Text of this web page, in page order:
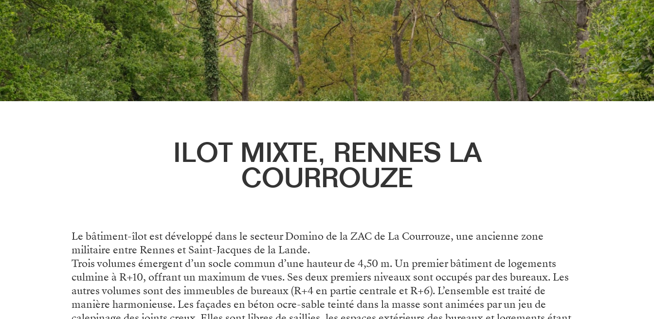
ILOT MIXTE, RENNES LA
COURROUZE
Le bâtiment-îlot est développé dans le secteur Domino de la ZAC de La Courrouze, une ancienne zone
militaire entre Rennes et Saint-Jacques de la Lande.
Trois volumes émergent d’un socle commun d’une hauteur de 4,50 m. Un premier bâtiment de logements
culmine à R+10, offrant un maximum de vues. Ses deux premiers niveaux sont occupés par des bureaux. Les
autres volumes sont des immeubles de bureaux (R+4 en partie centrale et R+6). L’ensemble est traité de
manière harmonieuse. Les façades en béton ocre-sable teinté dans la masse sont animées par un jeu de